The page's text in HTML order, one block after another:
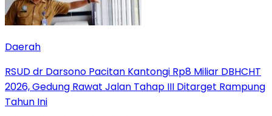
Daerah
RSUD dr Darsono Pacitan Kantongi Rp8 Miliar DBHCHT
2026, Gedung Rawat Jalan Tahap III Ditarget Rampung
Tahun Ini